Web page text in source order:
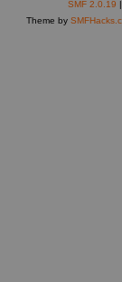
SMF 2.0.19
Theme by